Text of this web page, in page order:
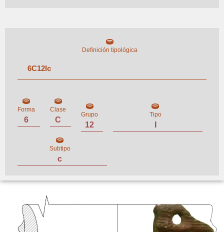
Definición tipológica
6C12Ic
Forma
6
Clase
C
Grupo
12
Tipo
Subtipo
c